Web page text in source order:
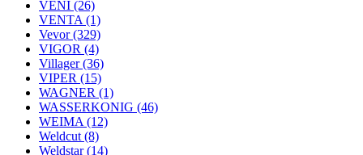
VENI (26)
VENTA (1)
Vevor(329)
VIGOR (4)
Villager(36)
VIPER (15)
WAGNER (1)
WASSERKONIG (46)
WEIMA (12)
Weldcut (8)
Weldstar(14)